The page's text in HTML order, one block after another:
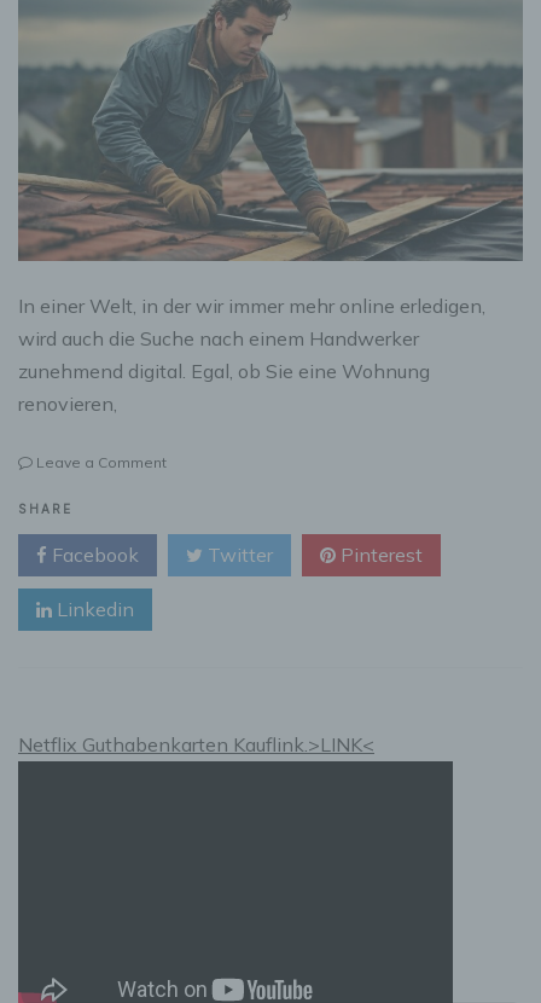
In einer Welt, in der wir immer mehr online erledigen,
wird auch die Suche nach einem Handwerker
zunehmend digital. Egal, ob Sie eine Wohnung
renovieren,
Leave a Commenton
leicht
gemacht
–
SHARE
Facebook Twitter Pinterest
Linkedin
Netflix Guthabenkarten Kauflink.>LINK<